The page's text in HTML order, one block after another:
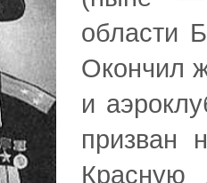
области
Окончил
и
призван
Красную